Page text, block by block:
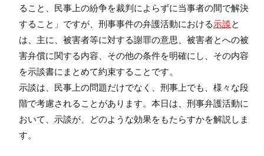
ること、民事上の紛争を裁判によらずに当事者の間で解決
すること」ですが、刑事事件の弁護活動における示談と
は、主に、被害者等に対する謝罪の意思、被害者とへの被
害弁償に関する内容、その他の条件を明確にし、その内容
を示談書にまとめて約束することです。
示談は、民事上の問題だけでなく、刑事上でも、様々な段
階で考慮されることがあります。本日は、刑事弁護活動に
おいて、示談が、どのような効果をもたらすかを解説しま
す。